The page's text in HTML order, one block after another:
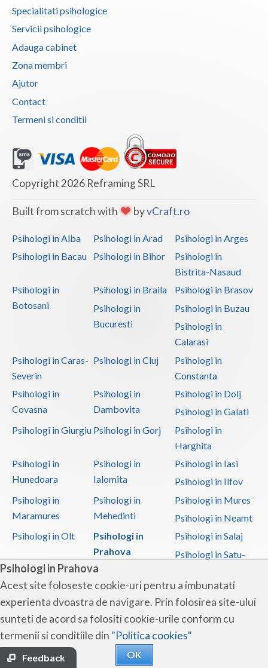
Psihologi in Prahova
Acest site foloseste cookie-uri pentru a imbunatati
experienta dvoastra de navigare. Prin folosirea site-ului
sunteti de acord sa folositi cookie-urile conform cu
termenii si conditiile din "Politica cookies"
OK
Sibiu
Suceava
Teleorman
Timis
Tulcea
Valcea
Vaslui
Vrancea
Feedback
Specialitati psihologice
Servicii psihologice
Adauga cabinet
Zona membri
Ajutor
Contact
Termeni si conditii
Copyright 2026 Reframing SRL
Built from scratch with byvCraft.ro
Psihologi in Alba Psihologi in Arad
Psihologi in Arges
Psihologi in Bacau
Psihologi in Bihor
Psihologi in
Bistrita-Nasaud
Psihologi in
Botosani
Psihologi in Braila
Psihologi in Brasov
Psihologi in
Bucuresti
Psihologi in Buzau
Psihologi in
Calarasi
Psihologi in Caras-
Severin
Psihologi in Cluj
Psihologi in
Constanta
Psihologi in
Covasna
Psihologi in
Dambovita
Psihologi in Dolj
Psihologi in Galati
Psihologi in Giurgiu Psihologi in Gorj
Psihologi in
Harghita
Psihologi in
Hunedoara
Psihologi in
Ialomita
Psihologi in Iasi
Psihologi in Ilfov
Psihologi in
Maramures
Psihologi in
Mehedinti
Psihologi in Mures
Psihologi in Neamt
Psihologi in Olt
Psihologi in
Prahova
Psihologi in Salaj
Psihologi in Satu-
Psihologi in Sibiu
Psihologi in
Suceava
Psihologi in
Teleorman
Psihologi in Timis
Psihologi in Tulcea Psihologi in Valcea
Psihologi in Vaslui
Psihologi in
Vrancea